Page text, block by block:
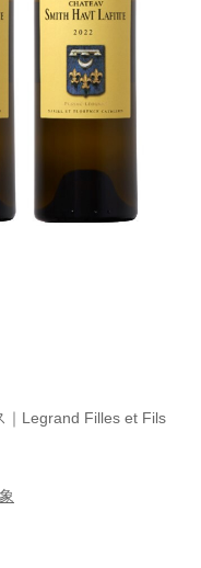
｜Legrand Filles et Fils